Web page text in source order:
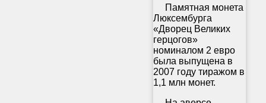
Памятная монета
Люксембурга
«Дворец Великих
герцогов»
номиналом 2 евро
была выпущена в
2007 году тиражом в
1,1 млн монет.